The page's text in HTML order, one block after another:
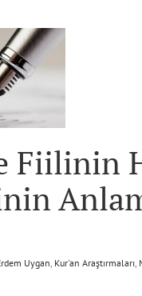
Fiilinin
Uygan Kur'an Araştırmaları